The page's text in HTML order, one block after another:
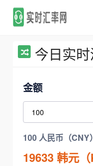
今日实
金额
100 人民币（CNY
19633韩元（